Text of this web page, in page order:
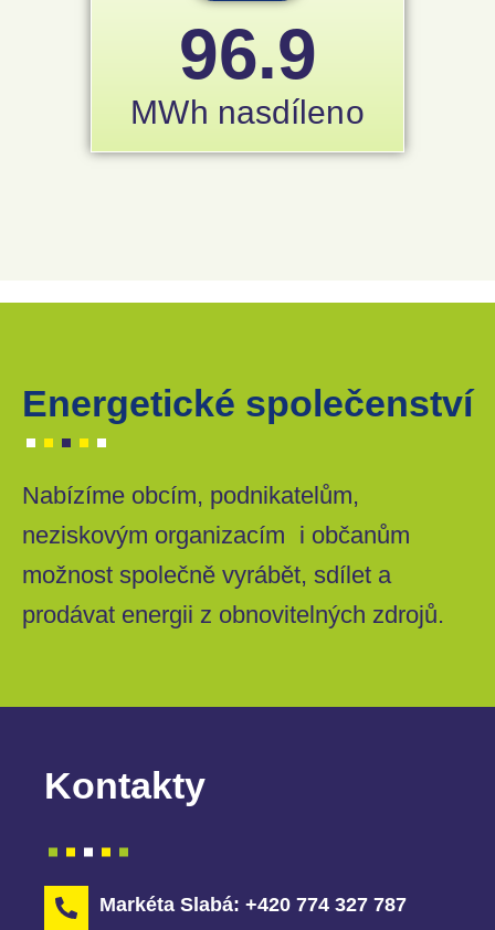
96.9
MWh nasdíleno
Energetické společenství
Nabízíme obcím, podnikatelům,
neziskovým organizacím i občanům
možnost společně vyrábět, sdílet a
prodávat energii z obnovitelných zdrojů.
Kontakty
Markéta Slabá: +420 774 327 787